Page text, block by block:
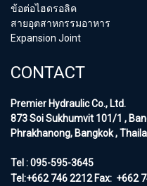
ข้อต่อไฮดรอลิค
สายอุตสาหกรรมอาหาร
Expansion Joint
CONTACT
Premier Hydraulic Co., Ltd.
873 Soi Sukhumvit 101/1 ,
Phrakhanong, Bangkok ,
Tel : 095-595-3645
Tel:+662 746 2212Fax: +662